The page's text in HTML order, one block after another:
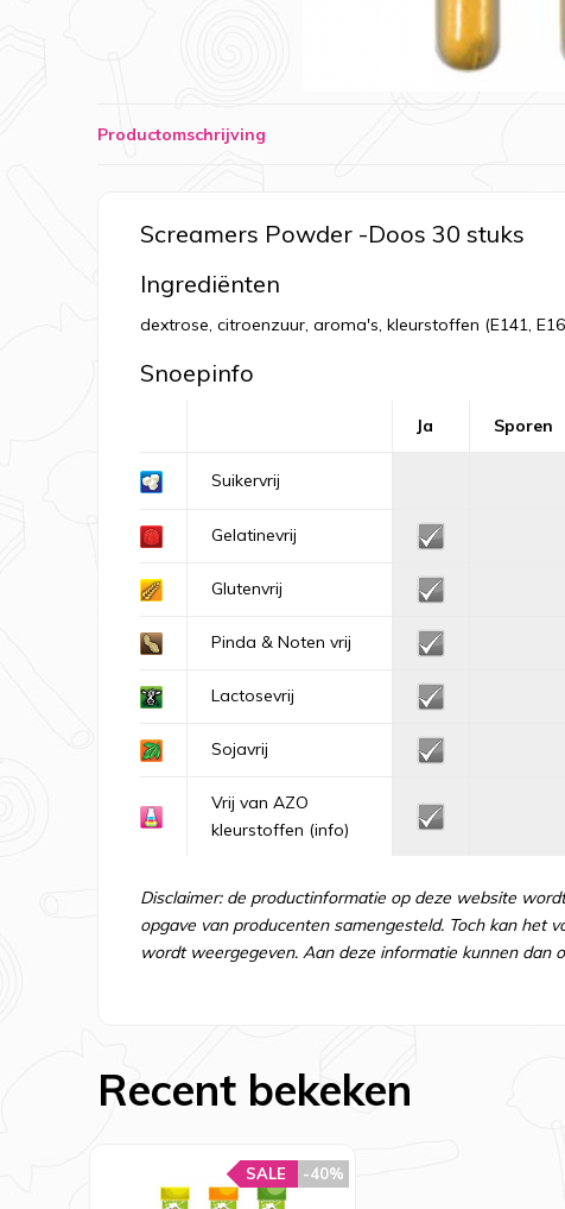
Productomschrijving
Screamers Powder -Doos 30 stuks
Ingrediënten
dextrose, citroenzuur, aroma's, kleurstoffen (E141,
Snoepinfo
Ja Sporen
Suikervrij
Gelatinevrij
Glutenvrij
Pinda & Noten vrij
Lactosevrij
Sojavrij
Vrij van AZO
kleurstoffen (info)
Disclaimer: de productinformatie op deze website
opgave van producenten samengesteld. Toch kan het
wordt weergegeven. Aan deze informatie kunnen dan
Recent bekeken
-40%
SALE